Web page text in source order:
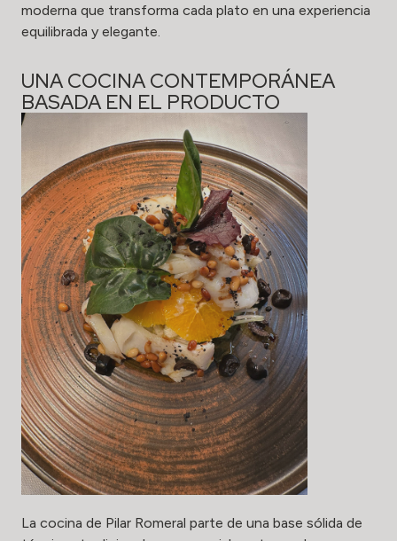
moderna que transforma cada plato en una experiencia
equilibrada y elegante.
UNA COCINA CONTEMPORÁNEA
BASADA EN EL PRODUCTO
La cocina de Pilar Romeral parte de una base sólida de